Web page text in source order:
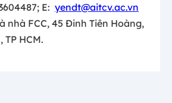
E: yendt@aitcv.ac.vn
nhà FCC, 45 Đinh Tiên Hoàng,
TP HCM.